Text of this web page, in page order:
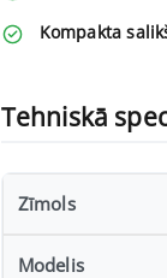
Kompakta
Tehniskā
Zīmols
Modelis